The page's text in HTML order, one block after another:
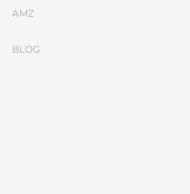
AMZ
BLOG